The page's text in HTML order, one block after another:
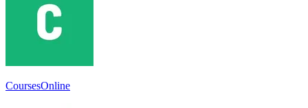
CoursesOnline